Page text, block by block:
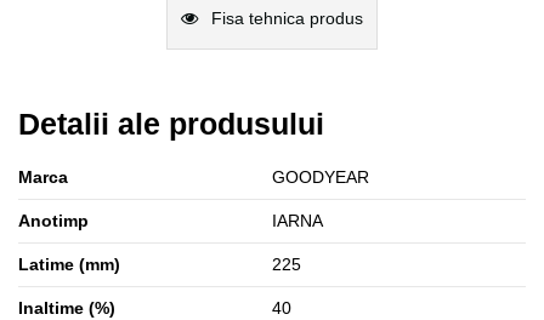
Fisa tehnica produs
Detalii ale produsului
Marca GOODYEAR
Anotimp IARNA
Latime (mm) 225
Inaltime (%) 40